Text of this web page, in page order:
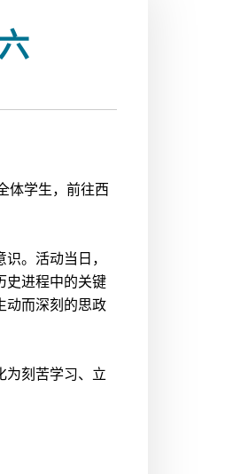
体学生，前往西
。活动当日，
史进程中的关键
动而深刻的思政
为刻苦学习、立